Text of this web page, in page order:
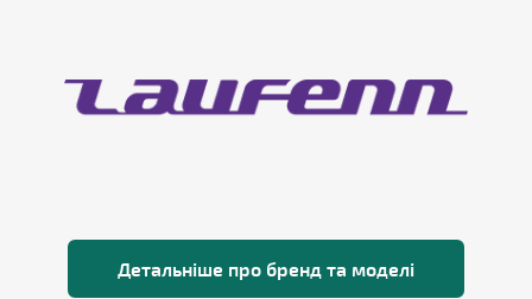
Детальніше про бренд та моделі